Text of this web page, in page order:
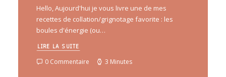
Hello, Aujourd'hui je vous livre une de mes
recettes de collation/grignotage favorite : les
boules d'énergie (ou…
LIRE LA SUITE
0 Commentaire 3 Minutes